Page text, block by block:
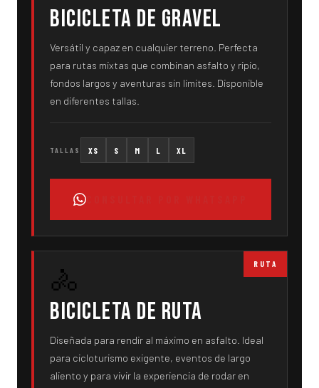
Bicicleta de Gravel
Versátil y capaz en cualquier terreno. Perfecta
para rutas mixtas que combinan asfalto y ripio,
fondos largos y aventuras sin límites. Disponible
en diferentes tallas.
TALLAS XS S M L XL
RUTA
🚴
Bicicleta de Ruta
Diseñada para rendir al máximo en asfalto. Ideal
para cicloturismo exigente, eventos de largo
aliento y para vivir la experiencia de rodar en